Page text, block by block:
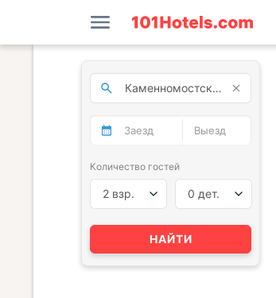
Количество гостей
2 взр. 0 дет.
НАЙТИ